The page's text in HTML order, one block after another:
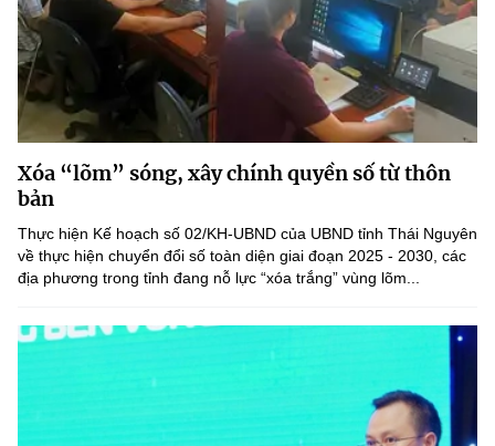
Cơ quan chủ quản: Bộ Khoa học và Công nghệ (MST)
Chịu trách nhiệm nội dung: Nguyễn Thị Hải Hằng
Giám đốc Trung tâm Truyền thông Khoa học và Công nghệ.
Liên hệ
Địa chỉ: Ban Biên tập Cổng TTĐT - 18 Nguyễn Du, TP. Hà Nội
Điện thoại: 024 3936 9506
Email:stc@mst.gov.vn
©2026 Bản quyền thuộc Bộ Khoa Học và Công Nghệ
(Ghi rõ nguồn "https://mst.gov.vn" khi phát hành lại thông tin từ
website này)
Xóa “lõm” sóng, xây chính quyền số từ thôn
bản
Thực hiện Kế hoạch số 02/KH-UBND của UBND tỉnh Thái Nguyên
về thực hiện chuyển đổi số toàn diện giai đoạn 2025 - 2030, các
địa phương trong tỉnh đang nỗ lực “xóa trắng” vùng lõm...